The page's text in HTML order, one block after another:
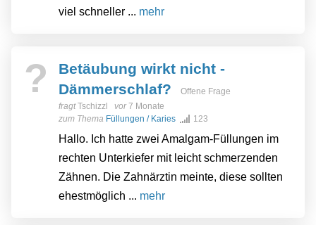
viel schneller ... mehr
?
Betäubung wirkt nicht -
Dämmerschlaf?
Offene Frage
fragtTschizzl vor7 Monate
zum Thema Füllungen / Karies 123
Hallo. Ich hatte zwei Amalgam-Füllungen im
rechten Unterkiefer mit leicht schmerzenden
Zähnen. Die Zahnärztin meinte, diese sollten
ehestmöglich ... mehr